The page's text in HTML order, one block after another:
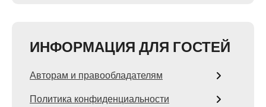
ИНФОРМАЦИЯ ДЛЯ ГОСТЕЙ
Авторам и правообладателям
Политика конфиденциальности